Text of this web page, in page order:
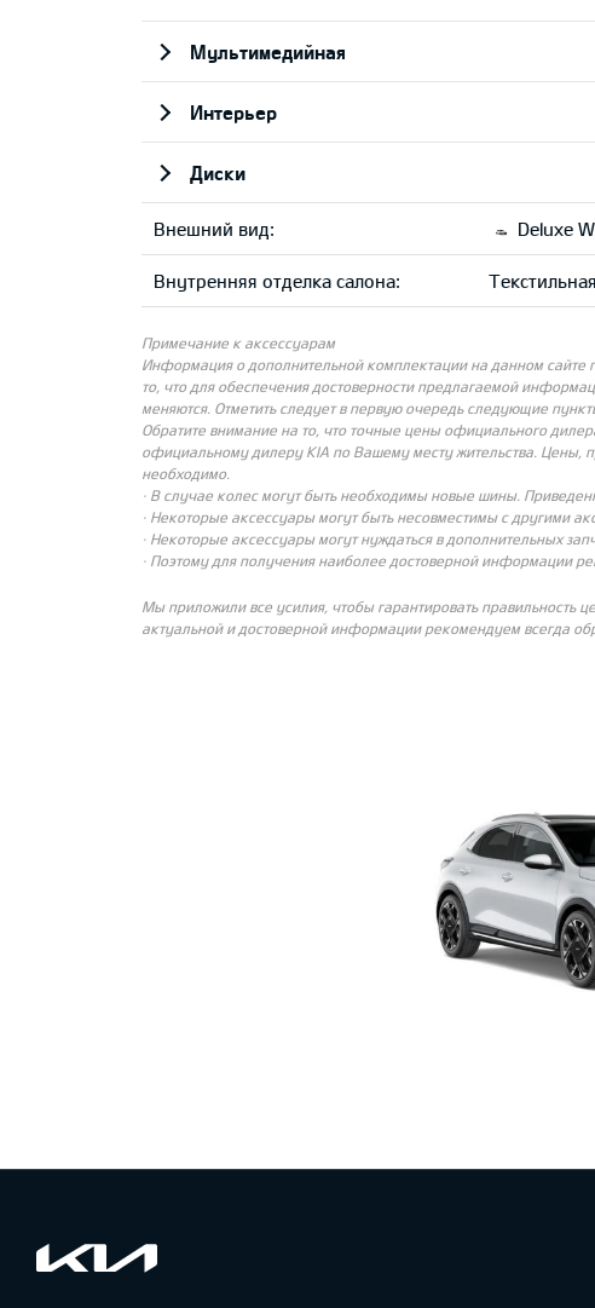
Мультимедийная
Интерьер
Диски
Внешний вид: Deluxe
Внутренняя отделка салона:
Примечание к аксессуарам
Информация о дополнительной комплектации на данном сайте
то, что для обеспечения достоверности предлагаемой
меняются. Отметить следует в первую очередь следующие
Обратите внимание на то, что точные цены официального
официальному дилеру KIA по Вашему месту жительства. Цены,
необходимо.
· В случае колес могут быть необходимы новые шины.
· Некоторые аксессуары могут быть несовместимы с другими
· Некоторые аксессуары могут нуждаться в дополнительных
· Поэтому для получения наиболее достоверной информации
Мы приложили все усилия, чтобы гарантировать правильность
актуальной и достоверной информации рекомендуем всегда